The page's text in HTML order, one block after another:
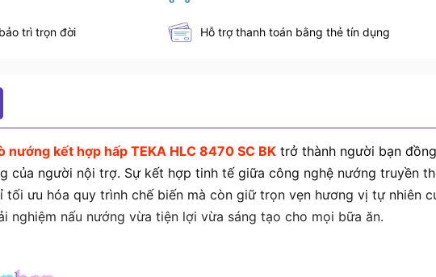
trì trọn đời Hỗ trợ thanh toán bằng thẻ tín dụng
nướng kết hợp hấp TEKA HLC 8470 SC BKtrở thành người bạn
của người nội trợ. Sự kết hợp tinh tế giữa công nghệ nướng truyền
tối ưu hóa quy trình chế biến mà còn giữ trọn vẹn hương vị tự nhiên
nghiệm nấu nướng vừa tiện lợi vừa sáng tạo cho mọi bữa ăn.